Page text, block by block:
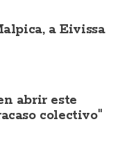
a Eivissa
abrir este
colectivo"